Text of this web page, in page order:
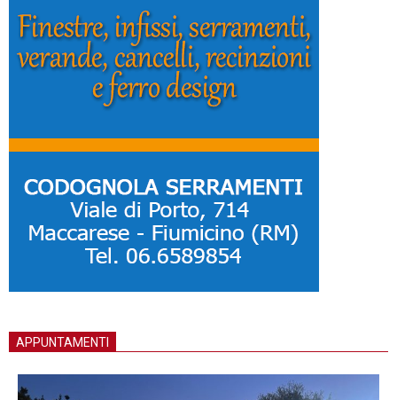
APPUNTAMENTI